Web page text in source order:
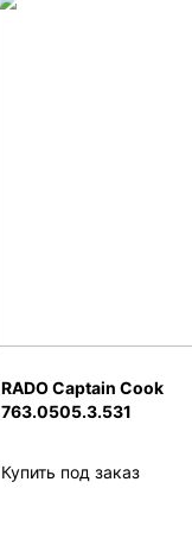
RADO Captain Cook
763.0505.3.531
Купить под заказ